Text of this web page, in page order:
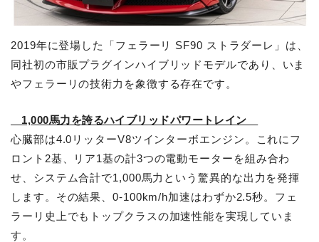
2019年に登場した「フェラーリ SF90 ストラダーレ」は、
同社初の市販プラグインハイブリッドモデルであり、いま
やフェラーリの技術力を象徴する存在です。
1,000馬力を誇るハイブリッドパワートレイン
心臓部は4.0リッターV8ツインターボエンジン。これにフ
ロント2基、リア1基の計3つの電動モーターを組み合わ
せ、システム合計で1,000馬力という驚異的な出力を発揮
します。その結果、0-100km/h加速はわずか2.5秒。フェ
ラーリ史上でもトップクラスの加速性能を実現していま
す。